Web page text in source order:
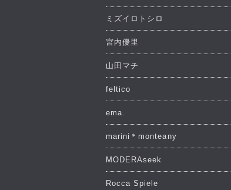
ミズイロトシロ
宮内優里
山田マチ
feltico
ema.
marini＊monteany
MODERAseek
Rocca Spiele